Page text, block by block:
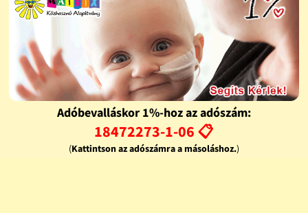
Adóbevalláskor 1%-hoz az adószám:
18472273-1-06 📋
(Kattintson az adószámra a másoláshoz.)